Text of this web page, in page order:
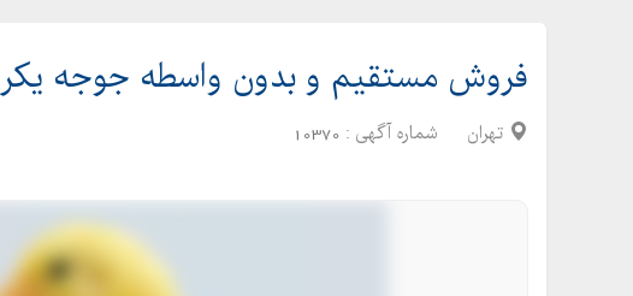
فروش مستقیم و بدون واسطه جوجه
تهران شماره آگهی : 10370